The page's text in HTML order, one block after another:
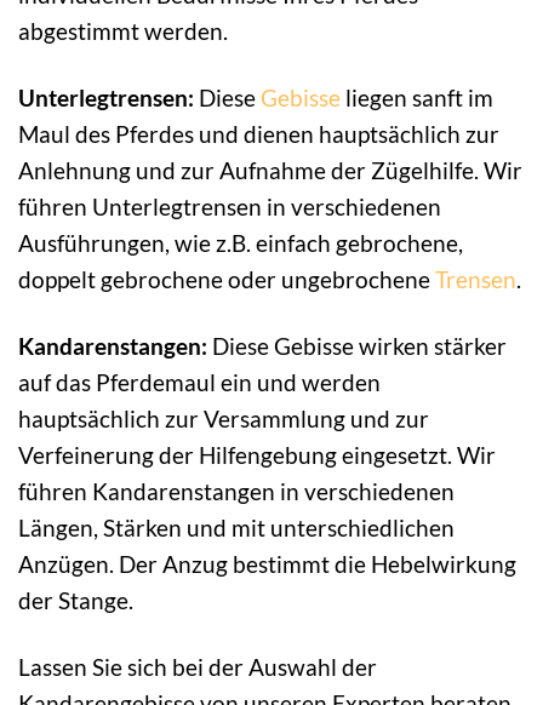
abgestimmt werden.
Unterlegtrensen: Diese Gebisse liegen sanft im
Maul des Pferdes und dienen hauptsächlich zur
Anlehnung und zur Aufnahme der Zügelhilfe. Wir
führen Unterlegtrensen in verschiedenen
Ausführungen, wie z.B. einfach gebrochene,
doppelt gebrochene oder ungebrocheneTrensen.
Kandarenstangen: Diese Gebisse wirken stärker
auf das Pferdemaul ein und werden
hauptsächlich zur Versammlung und zur
Verfeinerung der Hilfengebung eingesetzt. Wir
führen Kandarenstangen in verschiedenen
Längen, Stärken und mit unterschiedlichen
Anzügen. Der Anzug bestimmt die Hebelwirkung
der Stange.
Lassen Sie sich bei der Auswahl der